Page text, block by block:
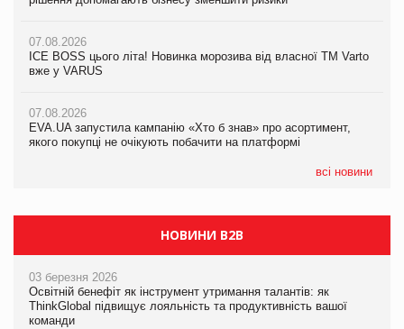
07.08.2026
ICE BOSS цього літа! Новинка морозива від власної ТМ Varto
вже у VARUS
07.08.2026
EVA.UA запустила кампанію «Хто б знав» про асортимент,
якого покупці не очікують побачити на платформі
всі новини
06.08.2026
Смачна новинка для хвостатих: у VARUS з’явилися паучі
05.08.2026
Мережа супермаркетів VARUS купує мережу магазинів
Продажі Hugo Boss впали на 9%
НОВИНИ B2B
03 березня 2026
Освітній бенефіт як інструмент утримання талантів: як
ThinkGlobal підвищує лояльність та продуктивність вашої
команди